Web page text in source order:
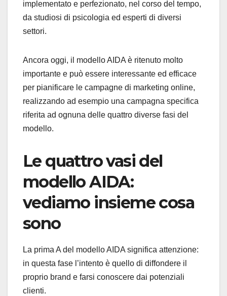
implementato e perfezionato, nel corso del tempo,
da studiosi di psicologia ed esperti di diversi
settori.
Ancora oggi, il modello AIDA è ritenuto molto
importante e può essere interessante ed efficace
per pianificare le campagne di marketing online,
realizzando ad esempio una campagna specifica
riferita ad ognuna delle quattro diverse fasi del
modello.
Le quattro vasi del
modello AIDA:
vediamo insieme cosa
sono
La prima A del modello AIDA significa attenzione:
in questa fase l’intento è quello di diffondere il
proprio brand e farsi conoscere dai potenziali
clienti.